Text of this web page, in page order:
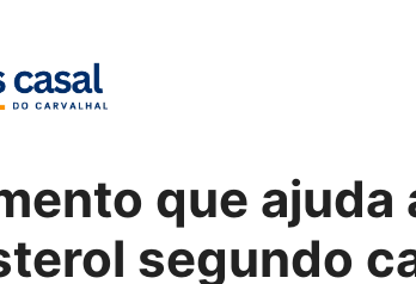
que ajuda
segundo